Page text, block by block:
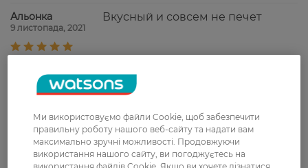
Альонка
9 листопада, 2021
Вкусный и совсем не печет
Вікторія
29 жовтня, 2021
Дієвий ополіскувач, після
використання тривале відчуття
порожнині.
Надія
8 жовтня, 2021
Чудовий,якісний
ополіскувач.Забезпечує відчуття
Ми використовуємо файли Cookie, щоб забезпечити
правильну роботу нашого веб-сайту та надати вам
максимально зручні можливості. Продовжуючи
використання нашого сайту, ви погоджуєтесь на